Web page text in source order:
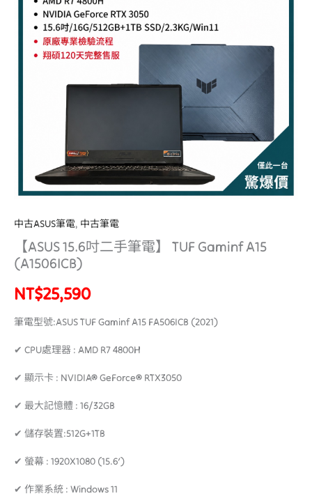
中古ASUS筆電, 中古筆電
【ASUS 15.6吋二手筆電】 TUF Gaminf A15
(A1506ICB)
NT$25,590
筆電型號:ASUS TUF Gaminf A15 FA506ICB (2021)
✔ CPU處理器 : AMD R7 4800H
✔ 顯示卡 : NVIDIA® GeForce® RTX3050
✔ 最大記憶體 : 16/32GB
✔ 儲存裝置:512G+1TB
✔ 螢幕 : 1920X1080 (15.6′)
✔ 作業系統 : Windows 11